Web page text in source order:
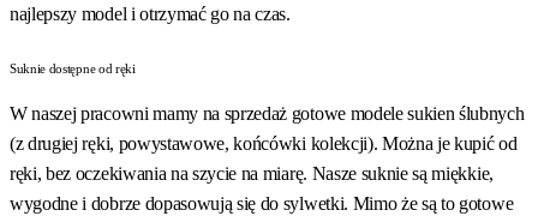
najlepszy model i otrzymać go na czas.
Suknie dostępne od ręki
W naszej pracowni mamy na sprzedaż gotowe modele sukien ślubnych
(z drugiej ręki, powystawowe, końcówki kolekcji). Można je kupić od
ręki, bez oczekiwania na szycie na miarę. Nasze suknie są miękkie,
wygodne i dobrze dopasowują się do sylwetki. Mimo że są to gotowe